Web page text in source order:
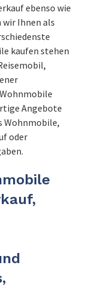
ebenso wie
Ihnen als
kaufen stehen
Angebote
Wohnmobile,
oder